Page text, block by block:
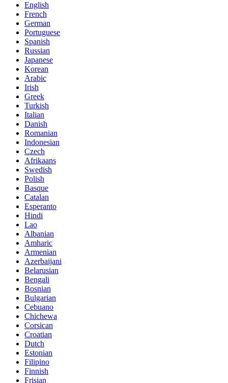
English
French
German
Portuguese
Spanish
Russian
Japanese
Korean
Arabic
Irish
Greek
Turkish
Italian
Danish
Romanian
Indonesian
Czech
Afrikaans
Swedish
Polish
Basque
Catalan
Esperanto
Hindi
Lao
Albanian
Amharic
Armenian
Azerbaijani
Belarusian
Bengali
Bosnian
Bulgarian
Cebuano
Chichewa
Corsican
Croatian
Dutch
Estonian
Filipino
Finnish
Frisian